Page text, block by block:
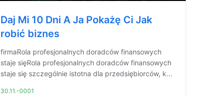
Daj Mi 10 Dni A Ja Pokażę Ci Jak
robić biznes
firmaRola profesjonalnych doradców finansowych
staje sięRola profesjonalnych doradców finansowych
staje się szczególnie istotna dla przedsiębiorców, k...
30.11.-0001